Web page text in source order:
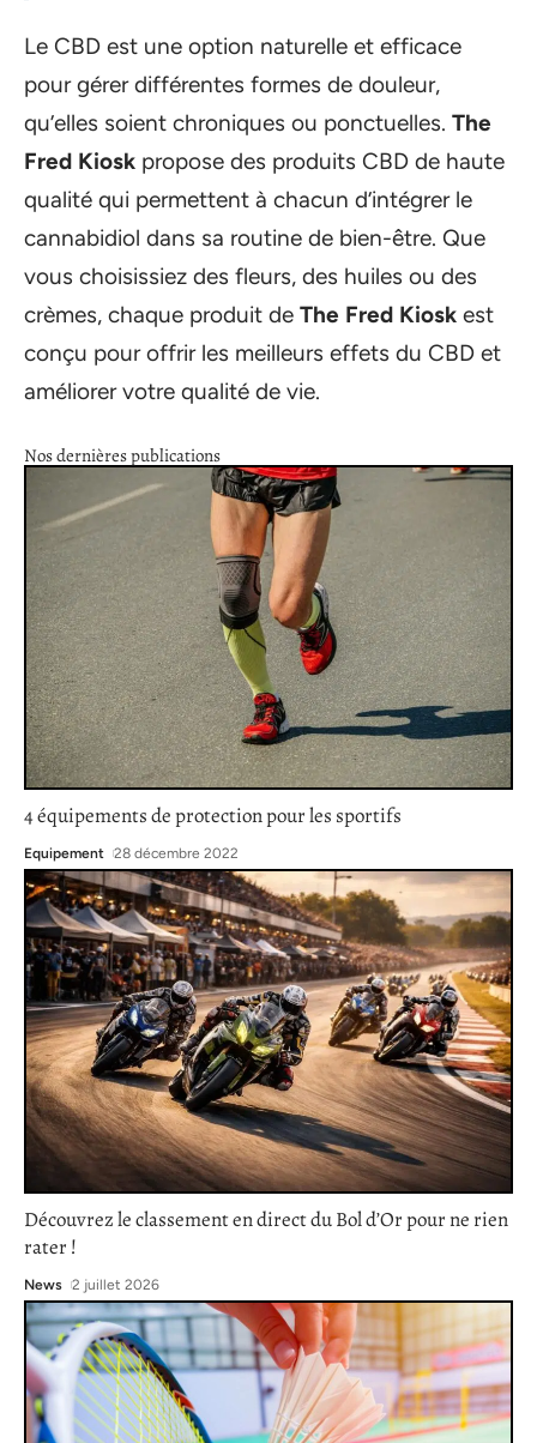
Le CBD est une option naturelle et efficace
pour gérer différentes formes de douleur,
qu’elles soient chroniques ou ponctuelles. The
Fred Kiosk propose des produits CBD de haute
qualité qui permettent à chacun d’intégrer le
cannabidiol dans sa routine de bien-être. Que
vous choisissiez des fleurs, des huiles ou des
crèmes, chaque produit de The Fred Kiosk est
conçu pour offrir les meilleurs effets du CBD et
améliorer votre qualité de vie.
Nos dernières publications
4 équipements de protection pour les sportifs
Equipement 28 décembre 2022
Découvrez le classement en direct du Bol d’Or pour ne rien
rater !
News 2 juillet 2026